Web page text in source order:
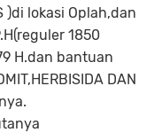
)di lokasi Oplah,dan
1850
H.dan bantuan
DAN